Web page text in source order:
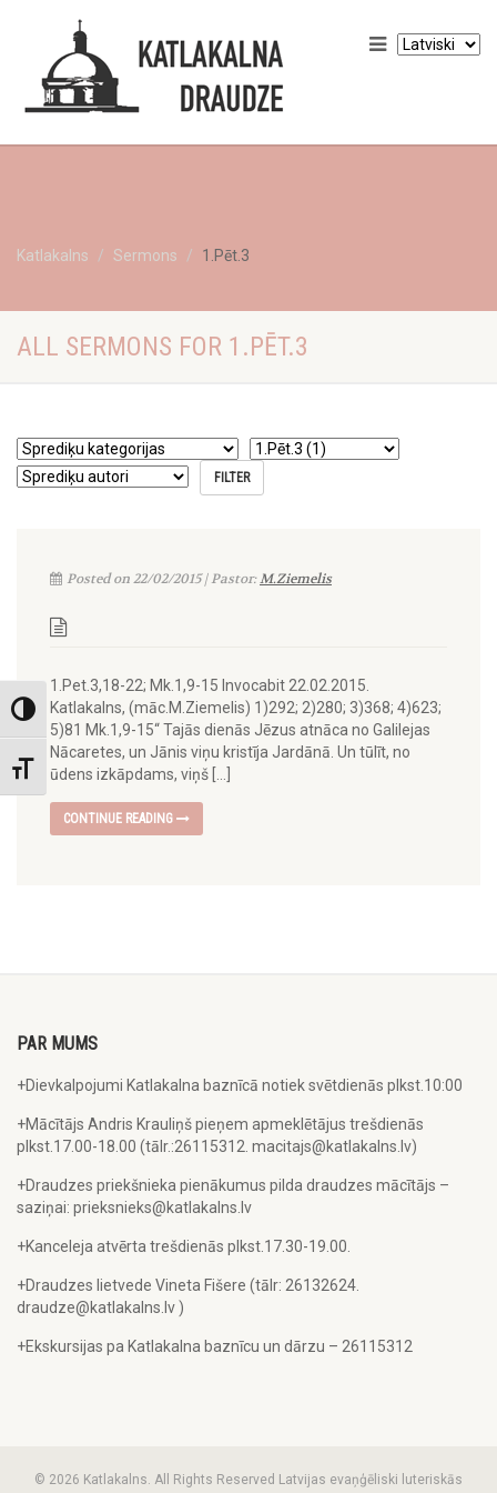
Toggle High Contrast
Toggle Font size
Katlakalns Sermons 1.Pēt.3
ALL SERMONS FOR 1.PĒT.3
Posted on 22/02/2015 | Pastor:M.Ziemelis
1.Pet.3,18-22; Mk.1,9-15 Invocabit 22.02.2015.
Katlakalns, (māc.M.Ziemelis) 1)292; 2)280; 3)368; 4)623;
5)81 Mk.1,9-15“ Tajās dienās Jēzus atnāca no Galilejas
Nācaretes, un Jānis viņu kristīja Jardānā. Un tūlīt, no
ūdens izkāpdams, viņš […]
CONTINUE READING
PAR MUMS
+Dievkalpojumi Katlakalna baznīcā notiek svētdienās plkst.10:00
+Mācītājs Andris Krauliņš pieņem apmeklētājus trešdienās
plkst.17.00-18.00 (tālr.:26115312. macitajs@katlakalns.lv)
+Draudzes priekšnieka pienākumus pilda draudzes mācītājs –
saziņai: prieksnieks@katlakalns.lv
+Kanceleja atvērta trešdienās plkst.17.30-19.00.
+Draudzes lietvede Vineta Fišere (tālr: 26132624.
draudze@katlakalns.lv )
+Ekskursijas pa Katlakalna baznīcu un dārzu – 26115312
© 2026 Katlakalns. All Rights Reserved Latvijas evaņģēliski luteriskās